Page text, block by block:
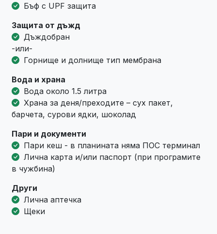
Бъф с UPF защита
Защита от дъжд
Дъждобран
-или-
Горнище и долнище тип мембрана
Вода и храна
Вода около 1.5 литра
Храна за деня/преходите – сух пакет,
барчета, сурови ядки, шоколад
Пари и документи
Пари кеш - в планината няма ПОС терминал
Лична карта и/или паспорт (при програмите
в чужбина)
Други
Лична аптечка
Щеки